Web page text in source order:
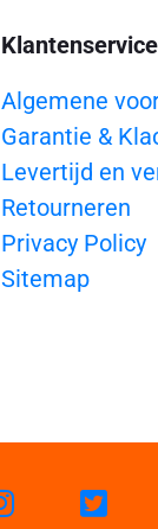
Klantenservice
Algemene
Garantie &
Levertijd en
Retourneren
Privacy Policy
Sitemap